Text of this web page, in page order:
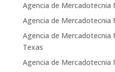
Agencia de Mercadotecnia
Agencia de
Agencia de
Texas
Agencia de